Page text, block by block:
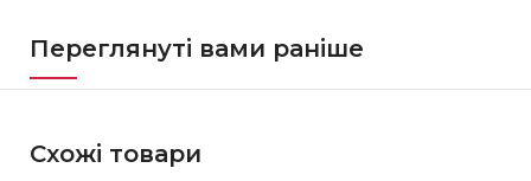
Переглянуті вами раніше
Схожі товари